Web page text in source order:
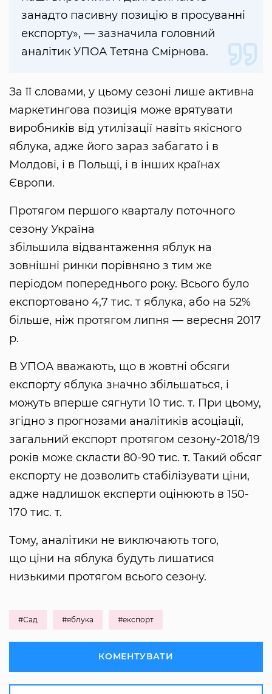
занадто пасивну позицію в просуванні
експорту», — зазначила головний
аналітик УПОА Тетяна Смірнова.
За її словами, у цьому сезоні лише активна
маркетингова позиція може врятувати
виробників від утилізації навіть якісного
яблука, адже його зараз забагато і в
Молдові, і в Польщі, і в інших країнах
Європи.
Протягом першого кварталу поточного
сезону Україна
збільшила відвантаження яблук на
зовнішні ринки порівняно з тим же
періодом попереднього року. Всього було
експортовано 4,7 тис. т яблука, або на 52%
більше, ніж протягом липня — вересня 2017
р.
В УПОА вважають, що в жовтні обсяги
експорту яблука значно збільшаться, і
можуть вперше сягнути 10 тис. т. При цьому,
згідно з прогнозами аналітиків асоціації,
загальний експорт протягом сезону-2018/19
років може скласти 80-90 тис. т. Такий обсяг
експорту не дозволить стабілізувати ціни,
адже надлишок експерти оцінюють в 150-
170 тис. т.
Тому, аналітики не виключають того,
що ціни на яблука будуть лишатися
низькими протягом всього сезону.
#Сад #яблука #експорт
КОМЕНТУВАТИ